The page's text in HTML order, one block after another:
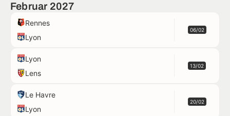
Februar 2027
Rennes
Lyon
06/02
Lyon
Lens
13/02
Le Havre
Lyon
20/02